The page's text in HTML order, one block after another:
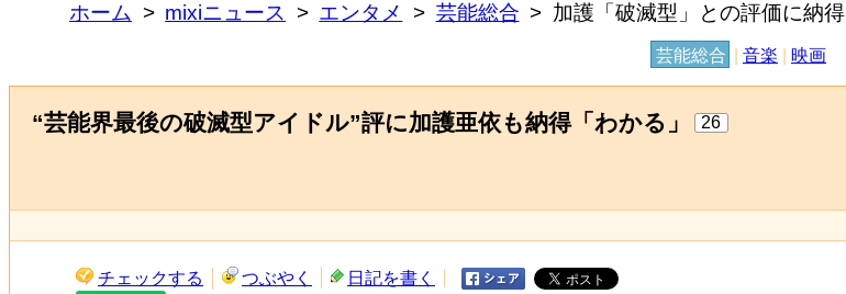
ホーム mixiニュース エンタメ 芸能総合 加護「破滅型」との評価に納得
芸能総合 音楽 映画
“芸能界最後の破滅型アイドル”評に加護亜依も納得「わかる」 26
チェックする つぶやく 日記を書く